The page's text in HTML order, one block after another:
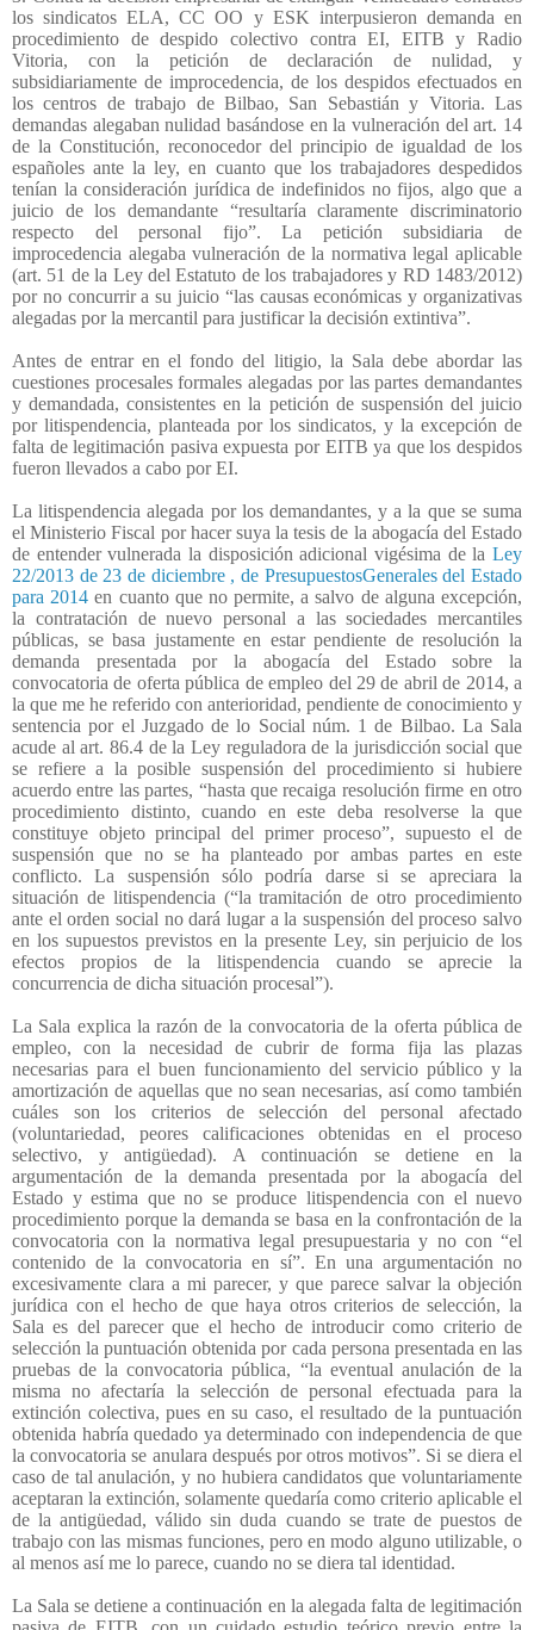
los sindicatos ELA, CC OO y ESK interpusieron demanda en
procedimiento de despido colectivo contra EI, EITB y Radio
Vitoria, con la petición de declaración de nulidad, y
subsidiariamente de improcedencia, de los despidos efectuados en
los centros de trabajo de Bilbao, San Sebastián y Vitoria. Las
demandas alegaban nulidad basándose en la vulneración del art. 14
de la Constitución, reconocedor del principio de igualdad de los
españoles ante la ley, en cuanto que los trabajadores despedidos
tenían la consideración jurídica de indefinidos no fijos, algo que a
juicio de los demandante “resultaría claramente discriminatorio
respecto del personal fijo”. La petición subsidiaria de
improcedencia alegaba vulneración de la normativa legal aplicable
(art. 51 de la Ley del Estatuto de los trabajadores y RD 1483/2012)
por no concurrir a su juicio “las causas económicas y organizativas
alegadas por la mercantil para justificar la decisión extintiva”.
Antes de entrar en el fondo del litigio, la Sala debe abordar las
cuestiones procesales formales alegadas por las partes demandantes
y demandada, consistentes en la petición de suspensión del juicio
por litispendencia, planteada por los sindicatos, y la excepción de
falta de legitimación pasiva expuesta por EITB ya que los despidos
fueron llevados a cabo por EI.
La litispendencia alegada por los demandantes, y a la que se suma
el Ministerio Fiscal por hacer suya la tesis de la abogacía del Estado
de entender vulnerada la disposición adicional vigésima de la Ley
22/2013 de 23 de diciembre , de PresupuestosGenerales del Estado
para 2014en cuanto que no permite, a salvo de alguna excepción,
la contratación de nuevo personal a las sociedades mercantiles
públicas, se basa justamente en estar pendiente de resolución la
demanda presentada por la abogacía del Estado sobre la
convocatoria de oferta pública de empleo del 29 de abril de 2014, a
la que me he referido con anterioridad, pendiente de conocimiento y
sentencia por el Juzgado de lo Social núm. 1 de Bilbao. La Sala
acude al art. 86.4 de la Ley reguladora de la jurisdicción social que
se refiere a la posible suspensión del procedimiento si hubiere
acuerdo entre las partes, “hasta que recaiga resolución firme en otro
procedimiento distinto, cuando en este deba resolverse la que
constituye objeto principal del primer proceso”, supuesto el de
suspensión que no se ha planteado por ambas partes en este
conflicto. La suspensión sólo podría darse si se apreciara la
situación de litispendencia (“la tramitación de otro procedimiento
ante el orden social no dará lugar a la suspensión del proceso salvo
en los supuestos previstos en la presente Ley, sin perjuicio de los
efectos propios de la litispendencia cuando se aprecie la
concurrencia de dicha situación procesal”).
La Sala explica la razón de la convocatoria de la oferta pública de
empleo, con la necesidad de cubrir de forma fija las plazas
necesarias para el buen funcionamiento del servicio público y la
amortización de aquellas que no sean necesarias, así como también
cuáles son los criterios de selección del personal afectado
(voluntariedad, peores calificaciones obtenidas en el proceso
selectivo, y antigüedad). A continuación se detiene en la
argumentación de la demanda presentada por la abogacía del
Estado y estima que no se produce litispendencia con el nuevo
procedimiento porque la demanda se basa en la confrontación de la
convocatoria con la normativa legal presupuestaria y no con “el
contenido de la convocatoria en sí”. En una argumentación no
excesivamente clara a mi parecer, y que parece salvar la objeción
jurídica con el hecho de que haya otros criterios de selección, la
Sala es del parecer que el hecho de introducir como criterio de
selección la puntuación obtenida por cada persona presentada en las
pruebas de la convocatoria pública, “la eventual anulación de la
misma no afectaría la selección de personal efectuada para la
extinción colectiva, pues en su caso, el resultado de la puntuación
obtenida habría quedado ya determinado con independencia de que
la convocatoria se anulara después por otros motivos”. Si se diera el
caso de tal anulación, y no hubiera candidatos que voluntariamente
aceptaran la extinción, solamente quedaría como criterio aplicable el
de la antigüedad, válido sin duda cuando se trate de puestos de
trabajo con las mismas funciones, pero en modo alguno utilizable, o
al menos así me lo parece, cuando no se diera tal identidad.
La Sala se detiene a continuación en la alegada falta de legitimación